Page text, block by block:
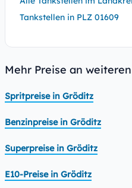
Tankstellen in PLZ 01609
Mehr Preise an
Spritpreise in Gröditz
Benzinpreise in Gröditz
Superpreise in Gröditz
E10-Preise in Gröditz